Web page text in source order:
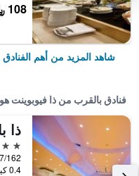
108 ﷼
شاهد المزيد من أهم
فنادق بالقرب من ذا فيوبوينت
ذا
3 نجوم
0.4 كيلومتر عن وسط المدينة